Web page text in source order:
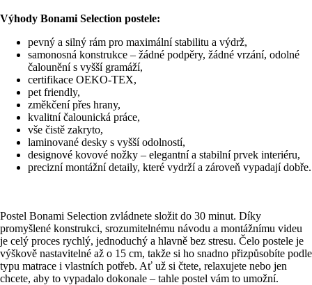
Výhody Bonami Selection postele:
pevný a silný rám pro maximální stabilitu a výdrž,
samonosná konstrukce – žádné podpěry, žádné vrzání, odolné
čalounění s vyšší gramáží,
certifikace OEKO-TEX,
pet friendly,
změkčení přes hrany,
kvalitní čalounická práce,
vše čistě zakryto,
laminované desky s vyšší odolností,
designové kovové nožky – elegantní a stabilní prvek interiéru,
precizní montážní detaily, které vydrží a zároveň vypadají dobře.
Postel Bonami Selection zvládnete složit do 30 minut. Díky
promyšlené konstrukci, srozumitelnému návodu a montážnímu videu
je celý proces rychlý, jednoduchý a hlavně bez stresu. Čelo postele je
výškově nastavitelné až o 15 cm, takže si ho snadno přizpůsobíte podle
typu matrace i vlastních potřeb. Ať už si čtete, relaxujete nebo jen
chcete, aby to vypadalo dokonale – tahle postel vám to umožní.